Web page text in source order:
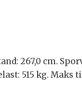
267,0 cm.
515 kg. Maks